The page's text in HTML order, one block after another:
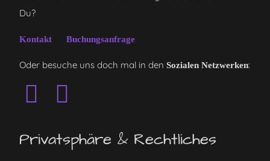
Du?
Kontakt Buchungsanfrage
Oder besuche uns doch mal in den Sozialen Netzwerken:
Privatsphäre & Rechtliches